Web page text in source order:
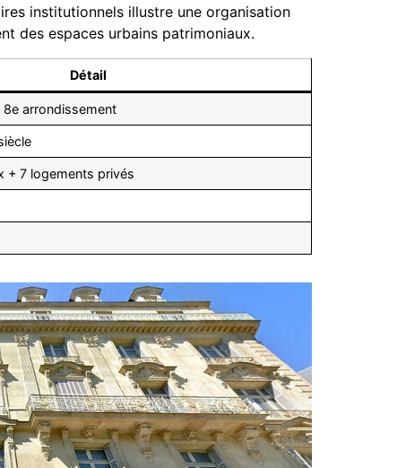
institutionnels illustre une organisation
des espaces urbains patrimoniaux.
Détail
8e arrondissement
+ 7 logements privés